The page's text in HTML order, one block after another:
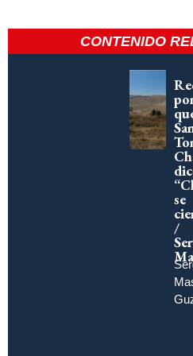
CONTENIDO
se
/